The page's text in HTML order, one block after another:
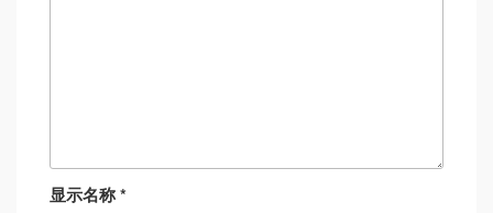
显示名称*